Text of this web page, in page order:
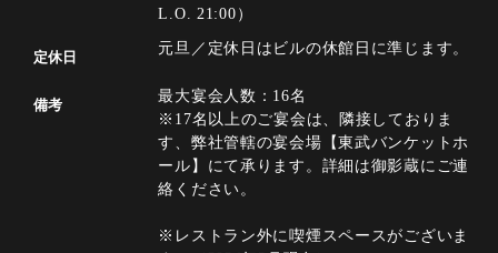
L.O. 21:00）
定休日
元旦／定休日はビルの休館日に準じます。
備考
最大宴会人数：16名
※17名以上のご宴会は、隣接しておりま
す、弊社管轄の宴会場【東武バンケットホ
ール】にて承ります。詳細は御影蔵にご連
絡ください。
※レストラン外に喫煙スペースがございま